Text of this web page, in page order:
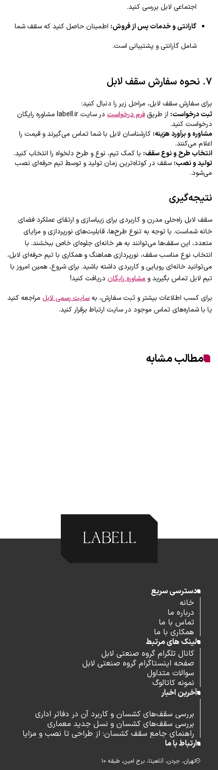
اجتماعی لابل بررسی کنید.
گارانتی و خدمات پس از فروش: اطمینان حاصل کنید که سقف شما
شامل گارانتی و پشتیبانی است.
۷. نحوه سفارش سقف لابل
برای سفارش سقف لابل، مراحل زیر را دنبال کنید:
ثبت درخواست: از طریق فرم درخواست
در سایت labell.ir مشاوره رایگان
درخواست کنید.
مشاوره و برآورد هزینه: کارشناسان لابل با شما تماس می‌گیرند و قیمت را
اعلام می‌کنند.
انتخاب طرح و نوع سقف: با کمک تیم، نوع و طرح دلخواه را انتخاب کنید.
تولید و نصب: سقف در کوتاه‌ترین زمان تولید و توسط تیم حرفه‌ای نصب
می‌شود.
نتیجه‌گیری
سقف لابل راه‌حلی مدرن و کاربردی برای زیباسازی و ارتقای عملکرد فضای
خانه شماست. با توجه به تنوع طرح‌ها، قابلیت‌های نورپردازی و مزایای
متعدد، این سقف‌ها می‌توانند به هر خانه‌ای جلوه‌ای خاص ببخشند. با
انتخاب نوع مناسب سقف، نورپردازی هماهنگ و همکاری با تیم حرفه‌ای لابل،
می‌توانید خانه‌ای رویایی و کاربردی داشته باشید. برای شروع، همین امروز با
تیم لابل تماس بگیرید و مشاوره رایگان دریافت کنید!
برای کسب اطلاعات بیشتر و ثبت سفارش، به سایت رسمی لابل مراجعه کنید
یا با شماره‌های تماس موجود در سایت ارتباط برقرار کنید.
مطالب مشابه
دسترسی سریع
خانه
درباره ما
تماس با ما
همکاری با ما
لینک های مرتبط
کانال تلگرام گروه صنعتی لابل
صفحه اینستاگرام گروه صنعتی لابل
سوالات متداول
نمونه کاتالوگ
آخرین اخبار
بررسی سقف‌های کشسان و کاربرد آن در دفاتر اداری
بررسی سقف‌های کشسان و نسل جدید معماری
راهنمای جامع سقف کشسان: از طراحی تا نصب و مزایا
ارتباط با ما
تهران، جردن، آناهیتا، برج امین، طبقه ۱۰